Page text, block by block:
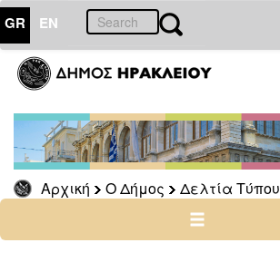
GR EN
Αρχική Ο Δήμος Δελτία Τύπου
ΔΗΜΟΣ
Δελτία
Τύπου
Αρχείο